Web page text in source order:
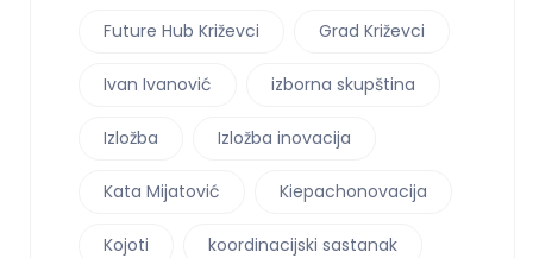
Future Hub Križevci Grad Križevci
Ivan Ivanović izborna skupština
Izložba Izložba inovacija
Kata Mijatović Kiepachonovacija
Kojoti koordinacijski sastanak